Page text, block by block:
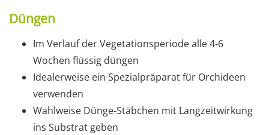
Düngen
Im Verlauf der Vegetationsperiode alle 4-6
Wochen flüssig düngen
Idealerweise ein Spezialpräparat für Orchideen
verwenden
Wahlweise Dünge-Stäbchen mit Langzeitwirkung
ins Substrat geben